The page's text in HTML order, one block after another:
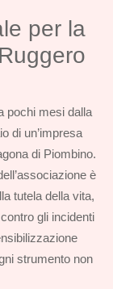
per la
pochi mesi dalla
di un’impresa
di Piombino.
è
tutela della vita,
gli incidenti
strumento non